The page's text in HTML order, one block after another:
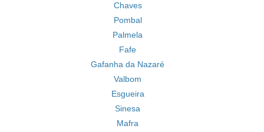
Chaves
Pombal
Palmela
Fafe
Gafanha da Nazaré
Valbom
Esgueira
Sinesa
Mafra